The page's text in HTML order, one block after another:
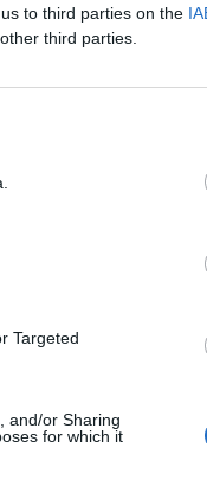
to third parties on the
third parties.
Targeted
and/or Sharing
for which it
én megrendezésre
olvasása